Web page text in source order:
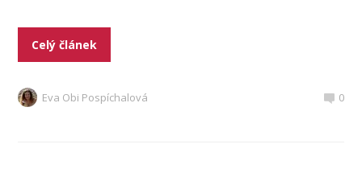
Celý článek
Eva Obi Pospíchalová 0